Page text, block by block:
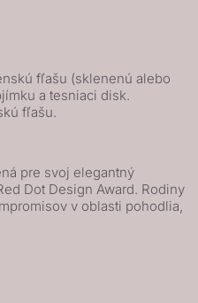
fľašu (sklenenú alebo
a tesniaci disk.
fľašu.
pre svoj elegantný
Dot Design Award. Rodiny
v oblasti pohodlia,